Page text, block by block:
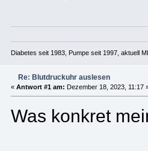
Diabetes seit 1983, Pumpe seit 1997, aktuell
Re: Blutdruckuhr auslesen
« Antwort #1 am: Dezember 18, 2023, 11:17
Was konkret